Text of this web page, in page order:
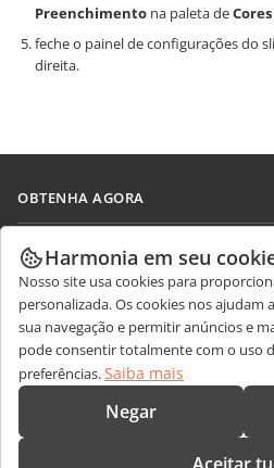
Preenchimento na paleta de
feche o painel de configurações do
direita.
OBTENHA AGORA
Docs
DocSpace
Workspace
Conectores
Aplicativos para desktop
Aplicativos móveis
COLABORAR
Para colaboradores
Para tradutores
Para influenciadores
Vagas
RECEBA NOTÍCIAS
Blog
OBTER AJUDA
Fórum
Cursos de treinamento
CONTATE-NOS
Perguntas sobre vendas
Harmonia em seu
Nosso site usa cookies para
personalizada. Os cookies nos
sua navegação e permitir anúncios e
pode consentir totalmente com o uso
preferências.Saiba mais
Negar